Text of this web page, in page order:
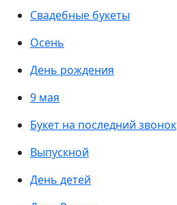
Свадебные букеты
Осень
День рождения
9 мая
Букет на последний звонок
Выпускной
День детей